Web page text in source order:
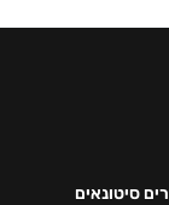
סיטונאים